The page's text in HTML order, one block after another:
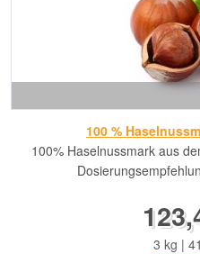
100 %
100% Haselnussmark aus
3 kg |